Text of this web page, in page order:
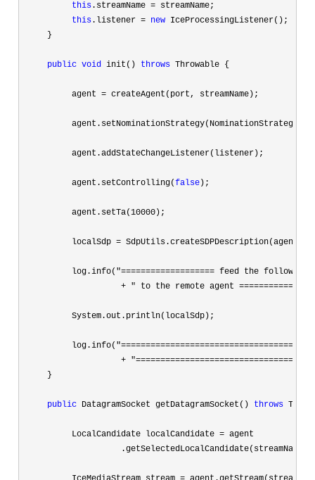
this .streamName = streamName;
this .listener = new IceProcessingListener();
     }
public void init() throws Throwable {
          agent
= createAgent(port, streamName);
          agent.addStateChangeListener(listener);
          agent.setControlling(
false );
          agent.setTa(
10000 );
          localSdp
= SdpUtils.createSDPDescription(agent);
          log.info(
"=================== feed the following"
+ " to the remote agent
          System.out.println(localSdp);
          log.info(
"======================================"
+
     }
public DatagramSocket getDatagramSocket() throws
          LocalCandidate localCandidate
= agent
                    .getSelectedLocalCandidate(streamName);